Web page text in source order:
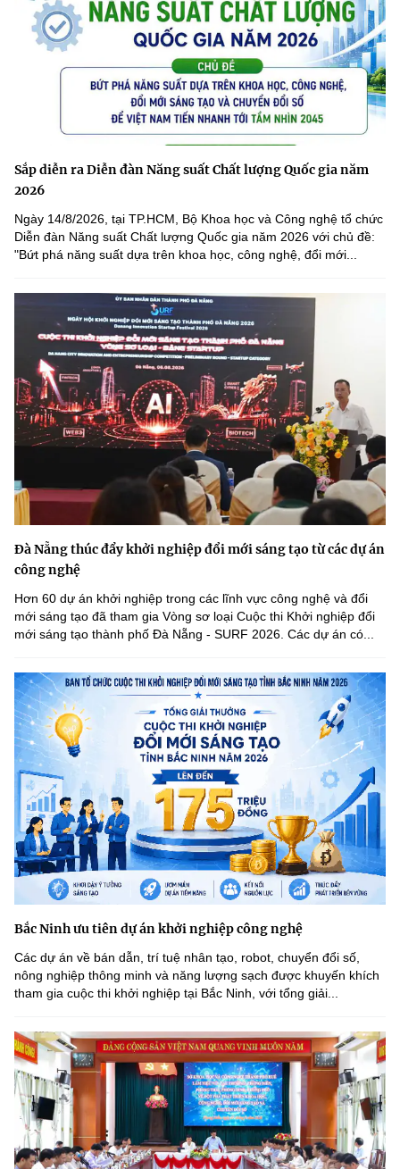
Vietnamese English
BỘ KHOA HỌC VÀ CÔNG NGHỆ
MINISTRY OF SCIENCE AND TECHNOLOGY
Chịu trách nhiệm nội dung: Nguyễn Thị Hải Hằng
Giám đốc Trung tâm Truyền thông Khoa học và Công nghệ.
Địa chỉ: Ban Biên tập Cổng TTĐT - 18 Nguyễn Du, TP. Hà Nội
Điện thoại: 024 3936 9506
Email:stc@mst.gov.vn
©2026 Bản quyền thuộc Bộ Khoa Học và Công Nghệ
(Ghi rõ nguồn "https://mst.gov.vn" khi phát hành lại thông tin từ
website này)
Sắp diễn ra Diễn đàn Năng suất Chất lượng Quốc gia năm
2026
Ngày 14/8/2026, tại TP.HCM, Bộ Khoa học và Công nghệ tổ chức
Diễn đàn Năng suất Chất lượng Quốc gia năm 2026 với chủ đề:
"Bứt phá năng suất dựa trên khoa học, công nghệ, đổi mới...
Đà Nẵng thúc đẩy khởi nghiệp đổi mới sáng tạo từ các dự án
công nghệ
Hơn 60 dự án khởi nghiệp trong các lĩnh vực công nghệ và đổi
mới sáng tạo đã tham gia Vòng sơ loại Cuộc thi Khởi nghiệp đổi
mới sáng tạo thành phố Đà Nẵng - SURF 2026. Các dự án có...
Bắc Ninh ưu tiên dự án khởi nghiệp công nghệ
Các dự án về bán dẫn, trí tuệ nhân tạo, robot, chuyển đổi số,
nông nghiệp thông minh và năng lượng sạch được khuyến khích
tham gia cuộc thi khởi nghiệp tại Bắc Ninh, với tổng giải...